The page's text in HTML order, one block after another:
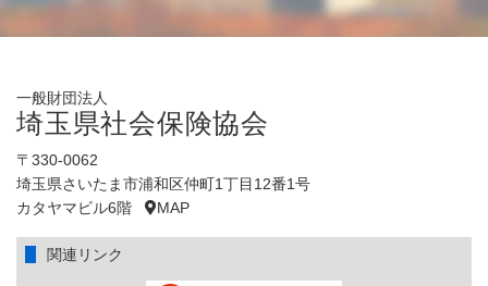
一般財団法人
埼玉県社会保険協会
〒330-0062
埼玉県さいたま市浦和区仲町1丁目12番1号
カタヤマビル6階
MAP
関連リンク